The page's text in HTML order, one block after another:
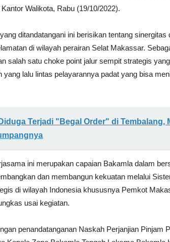
Walikota, Rabu (19/10/2022).
ditandatangani ini berisikan tentang sinergitas
di wilayah perairan Selat Makassar.
salah satu choke point jalur sempit strategis
yang lalu lintas pelayarannya padat yang bisa
Diduga Terjadi "Begal Order" di Tembalang,
ini merupakan capaian Bakamla dalam
dan membangun kekuatan melalui
di wilayah Indonesia khususnya Pemkot
usai kegiatan.
penandatanganan Naskah Perjanjian Pinjam